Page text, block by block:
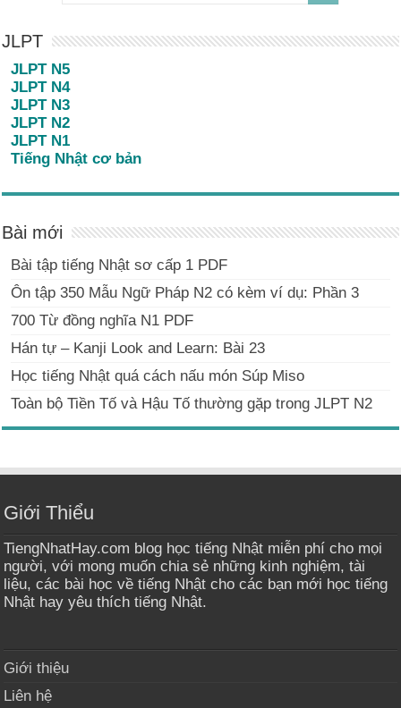
JLPT
JLPT N5
JLPT N4
JLPT N3
JLPT N2
JLPT N1
Tiếng Nhật cơ bản
Bài mới
Bài tập tiếng Nhật sơ cấp 1 PDF
Ôn tập 350 Mẫu Ngữ Pháp N2 có kèm ví dụ: Phần 3
700 Từ đồng nghĩa N1 PDF
Hán tự – Kanji Look and Learn: Bài 23
Học tiếng Nhật quá cách nấu món Súp Miso
Toàn bộ Tiền Tố và Hậu Tố thường gặp trong JLPT N2
Giới Thiểu
TiengNhatHay.com blog học tiếng Nhật miễn phí cho mọi
người, với mong muốn chia sẻ những kinh nghiệm, tài
liệu, các bài học về tiếng Nhật cho các bạn mới học tiếng
Nhật hay yêu thích tiếng Nhật.
Giới thiệu
Liên hệ